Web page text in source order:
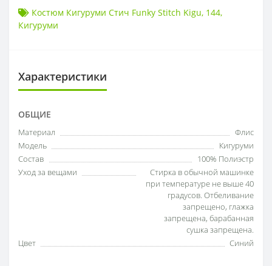
Костюм Кигуруми Стич Funky Stitch Kigu, 144,
Кигуруми
Характеристики
ОБЩИЕ
Материал
Флис
Модель
Кигуруми
Состав
100% Полиэстр
Уход за вещами
Стирка в обычной машинке
при температуре не выше 40
градусов. Отбеливание
запрещено, глажка
запрещена, барабанная
сушка запрещена.
Цвет
Синий